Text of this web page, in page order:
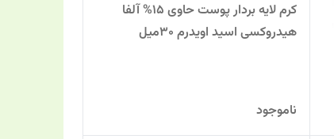
کرم لایه بردار پوست حاوی 15% آلفا
هیدروکسی اسید اویدرم 30میل
ناموجود